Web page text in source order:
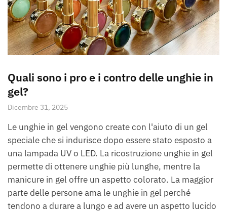
Quali sono i pro e i contro delle unghie in
gel?
Dicembre 31, 2025
Le unghie in gel vengono create con l'aiuto di un gel
speciale che si indurisce dopo essere stato esposto a
una lampada UV o LED. La ricostruzione unghie in gel
permette di ottenere unghie più lunghe, mentre la
manicure in gel offre un aspetto colorato. La maggior
parte delle persone ama le unghie in gel perché
tendono a durare a lungo e ad avere un aspetto lucido